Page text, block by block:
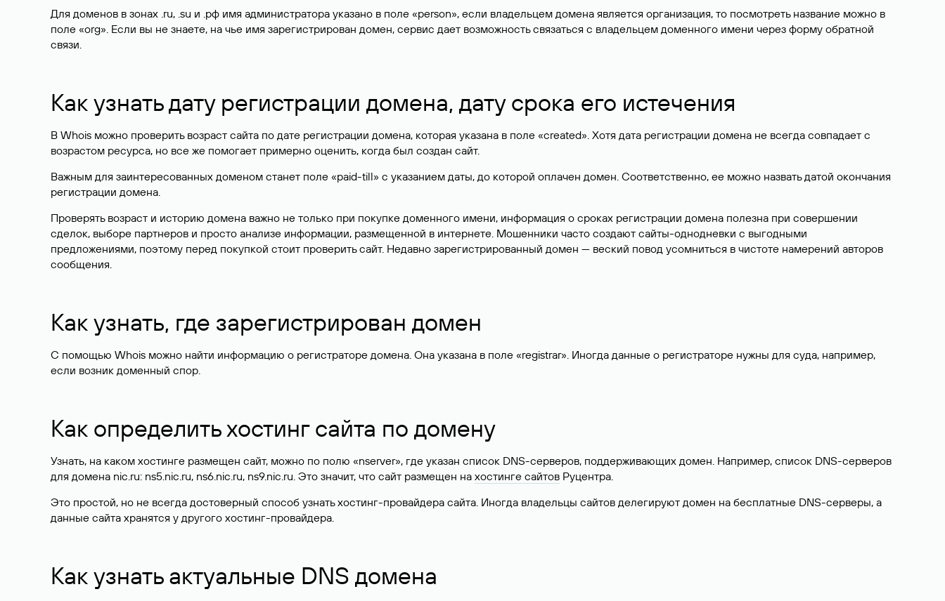
Для доменов в зонах .ru, .su и .рф имя администратора указано в поле «person», если владельцем домена является организация, то посмотреть название можно в
поле «org». Если вы не знаете, на чье имя зарегистрирован домен, сервис дает возможность связаться с владельцем доменного имени через форму обратной
связи.
Как узнать дату регистрации домена, дату срока его истечения
В Whois можно проверить возраст сайта по дате регистрации домена, которая указана в поле «created». Хотя дата регистрации домена не всегда совпадает с
возрастом ресурса, но все же помогает примерно оценить, когда был создан сайт.
Важным для заинтересованных доменом станет поле «paid-till» с указанием даты, до которой оплачен домен. Соответственно, ее можно назвать датой окончания
регистрации домена.
Проверять возраст и историю домена важно не только при покупке доменного имени, информация о сроках регистрации домена полезна при совершении
сделок, выборе партнеров и просто анализе информации, размещенной в интернете. Мошенники часто создают сайты-однодневки с выгодными
предложениями, поэтому перед покупкой стоит проверить сайт. Недавно зарегистрированный домен — веский повод усомниться в чистоте намерений авторов
сообщения.
Как узнать, где зарегистрирован домен
С помощью Whois можно найти информацию о регистраторе домена. Она указана в поле «registrar». Иногда данные о регистраторе нужны для суда, например,
если возник доменный спор.
Как определить хостинг сайта по домену
Узнать, на каком хостинге размещен сайт, можно по полю «nserver», где указан список DNS-серверов, поддерживающих домен. Например, список DNS-серверов
для домена nic.ru: ns5.nic.ru, ns6.nic.ru, ns9.nic.ru. Это значит, что сайт размещен на хостинге сайтов Руцентра.
Это простой, но не всегда достоверный способ узнать хостинг-провайдера сайта. Иногда владельцы сайтов делегируют домен на бесплатные DNS-серверы, а
данные сайта хранятся у другого хостинг-провайдера.
Как узнать актуальные DNS домена